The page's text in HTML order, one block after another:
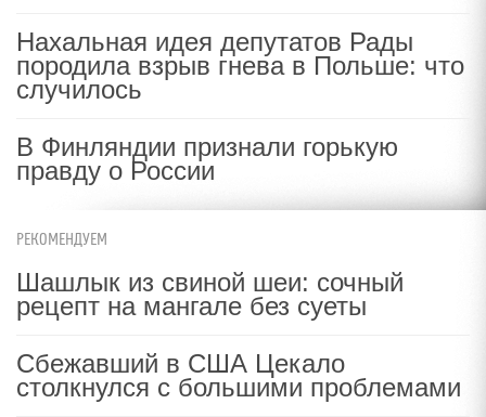
Нахальная идея депутатов Рады
породила взрыв гнева в Польше: что
случилось
В Финляндии признали горькую
правду о России
РЕКОМЕНДУЕМ
Шашлык из свиной шеи: сочный
рецепт на мангале без суеты
Сбежавший в США Цекало
столкнулся с большими проблемами